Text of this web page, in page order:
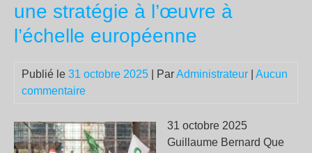
une stratégie à l’œuvre à
l’échelle européenne
Publié le 31 octobre 2025 | ParAdministrateur
Aucun
commentaire
31 octobre 2025
Guillaume Bernard Que